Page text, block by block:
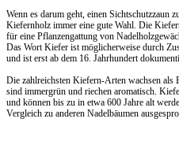
Wenn es darum geht, einen Sichtschutzzaun
Kiefernholz immer eine gute Wahl. Die
für eine Pflanzengattung von
Das Wort Kiefer ist möglicherweise durch
und ist erst ab dem 16. Jahrhundert
Die zahlreichsten Kiefern-Arten wachsen als
sind immergrün und riechen aromatisch.
und können bis zu in etwa 600 Jahre alt
Vergleich zu anderen Nadelbäumen